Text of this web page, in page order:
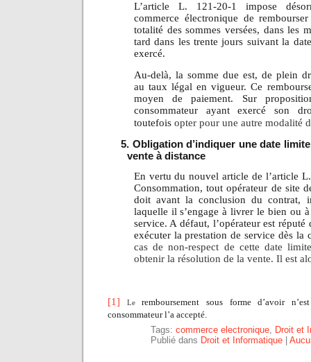
L’article L. 121-20-1 impose
commerce électronique de
totalité des sommes versées, dans les
tard dans les trente jours suivant la
exercé.
Au-delà, la somme due est, de plein
au taux légal en vigueur. Ce
moyen de paiement. Sur
consommateur ayant exercé son
toutefoisopter pour une autre modalité
5. Obligation d’indiquer une date
vente à distance
En vertu du nouvel article de l’article
Consommation, tout opérateur de site
doit avant la conclusion du contrat,
laquelle il s’engage à livrer le bien ou
service. A défaut, l’opérateur est
exécuter la prestation de service dès
cas de non-respect de cette date
obtenir la résolution de la vente. Il est
[1] Leremboursement sous forme d’avoir
consommateur l’a accepté.
Tags: commerce electronique, Droit et
Publié dans Droit et Informatique|